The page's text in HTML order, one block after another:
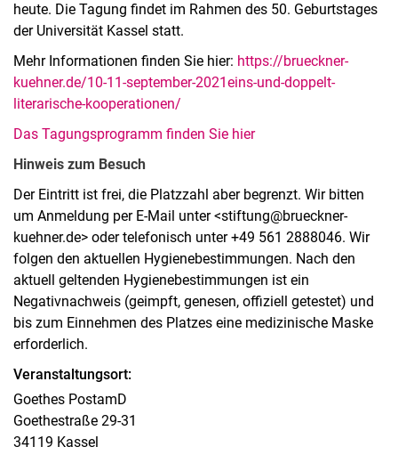
heute. Die Tagung findet im Rahmen des 50. Geburtstages
der Universität Kassel statt.
Mehr Informationen finden Sie hier: https://brueckner-
kuehner.de/10-11-september-2021eins-und-doppelt-
literarische-kooperationen/
Das Tagungsprogramm finden Sie hier
Hinweis zum Besuch
Der Eintritt ist frei, die Platzzahl aber begrenzt. Wir bitten
um Anmeldung per E-Mail unter <stiftung@brueckner-
kuehner.de> oder telefonisch unter +49 561 2888046. Wir
folgen den aktuellen Hygienebestimmungen. Nach den
aktuell geltenden Hygienebestimmungen ist ein
Negativnachweis (geimpft, genesen, offiziell getestet) und
bis zum Einnehmen des Platzes eine medizinische Maske
erforderlich.
Veranstaltungsort:
Goethes PostamD
Goethestraße 29-31
34119 Kassel